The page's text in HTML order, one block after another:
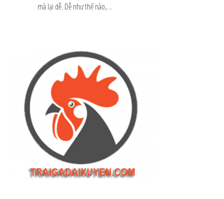
mà lại dễ. Dễ như thế nào,…